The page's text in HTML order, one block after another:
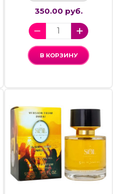
350.00 руб.
В КОРЗИНУ